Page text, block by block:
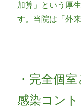
加算」という厚
す。当院は「外
・完全個
感染コン